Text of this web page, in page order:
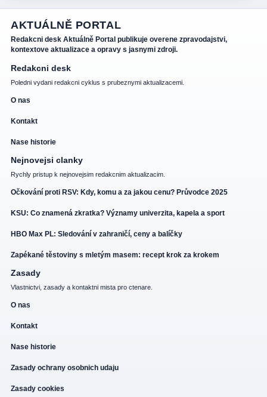
AKTUÁLNĚ PORTAL
Redakcni desk Aktuálně Portal publikuje overene zpravodajstvi,
kontextove aktualizace a opravy s jasnymi zdroji.
Redakcni desk
Poledni vydani redakcni cyklus s prubeznymi aktualizacemi.
O nas
Kontakt
Nase historie
Nejnovejsi clanky
Rychly pristup k nejnovejsim redakcnim aktualizacim.
Očkování proti RSV: Kdy, komu a za jakou cenu? Průvodce 2025
KSU: Co znamená zkratka? Významy univerzita, kapela a sport
HBO Max PL: Sledování v zahraničí, ceny a balíčky
Zapékané těstoviny s mletým masem: recept krok za krokem
Zasady
Vlastnictvi, zasady a kontaktni mista pro ctenare.
O nas
Kontakt
Nase historie
Zasady ochrany osobnich udaju
Zasady cookies